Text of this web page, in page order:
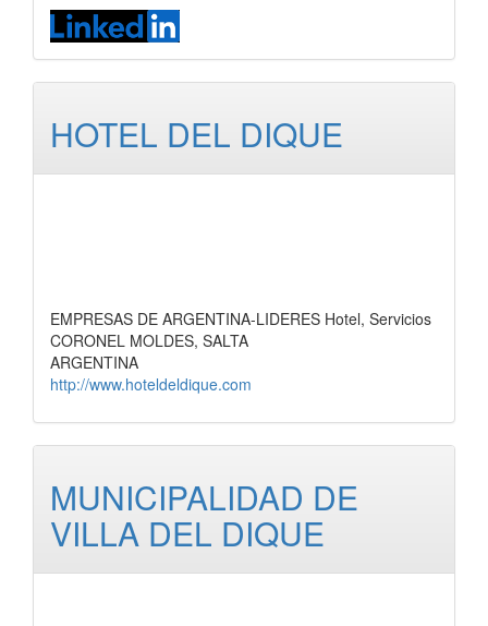
HOTEL DEL DIQUE
EMPRESAS DE ARGENTINA-LIDERES Hotel, Servicios
CORONEL MOLDES, SALTA
ARGENTINA
http://www.hoteldeldique.com
MUNICIPALIDAD DE
VILLA DEL DIQUE